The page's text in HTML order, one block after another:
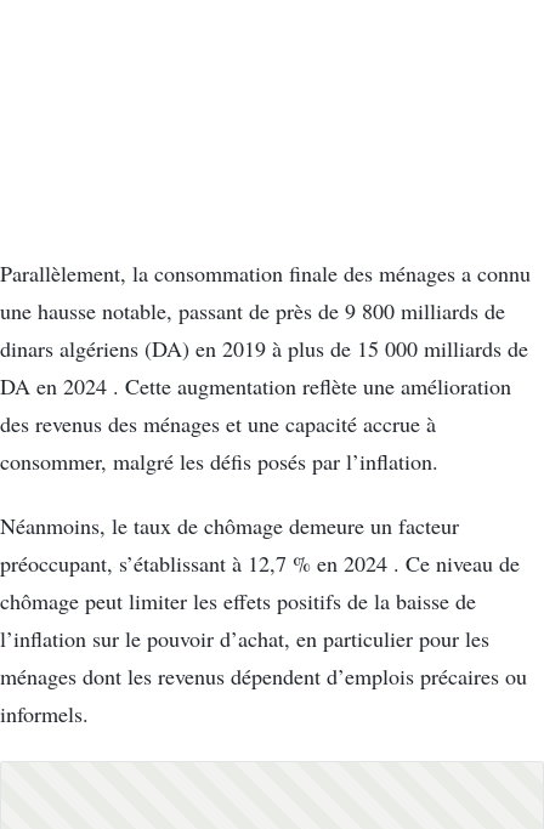
Parallèlement, la consommation finale des ménages a connu
une hausse notable, passant de près de 9 800 milliards de
dinars algériens (DA) en 2019 à plus de 15 000 milliards de
DA en 2024 . Cette augmentation reflète une amélioration
des revenus des ménages et une capacité accrue à
consommer, malgré les défis posés par l’inflation.
Néanmoins, le taux de chômage demeure un facteur
préoccupant, s’établissant à 12,7 % en 2024 . Ce niveau de
chômage peut limiter les effets positifs de la baisse de
l’inflation sur le pouvoir d’achat, en particulier pour les
ménages dont les revenus dépendent d’emplois précaires ou
informels.